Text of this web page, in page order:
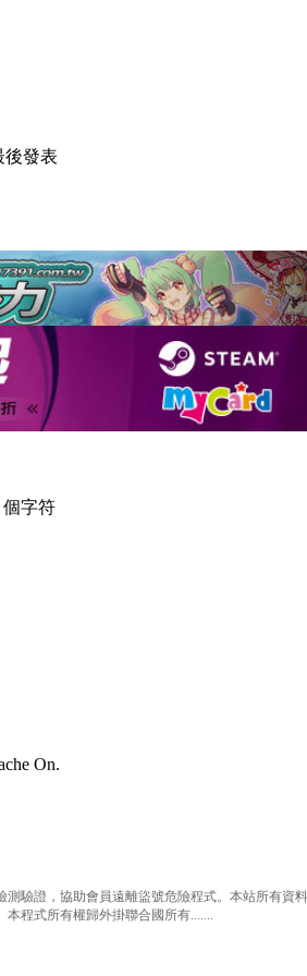
後發表
個字符
On.
證，協助會員遠離盜號危險程式。本站所有資
程式所有權歸外掛聯合國所有.......